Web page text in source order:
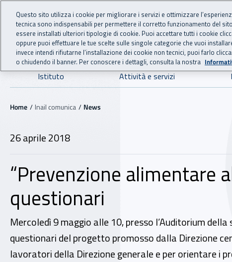
Vai al menu principale
Vai al contenuto principale
INAIL - Istituto
Navigazione principale
Istituto Attività e servizi
Navigazione - Ti trovi in:
Home Inail comunica News
26 aprile 2018
“Prevenzione alimentare
questionari
Mercoledì 9 maggio alle 10, presso l’Auditorium
questionari del progetto promosso dalla Direzione
lavoratori della Direzione generale e per orientare i
Questo sito utilizza i cookie per migliorare i servizi e ottimizzare
tecnica sono indispensabili per permettere il corretto funzionamento del
essere installati ulteriori tipologie di cookie. Puoi accettare tutti i cookie
oppure puoi effettuare le tue scelte sulle singole categorie che vuoi
invece intendi rifiutarne l’installazione dei cookie non tecnici, puoi farlo
o chiudendo il banner. Per conoscere i dettagli, consulta la nostra